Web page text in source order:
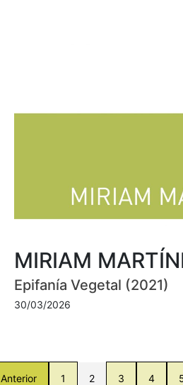
MIRIAM
Epifanía Vegetal (2021)
30/03/2026
Anterior 1 2 3 4